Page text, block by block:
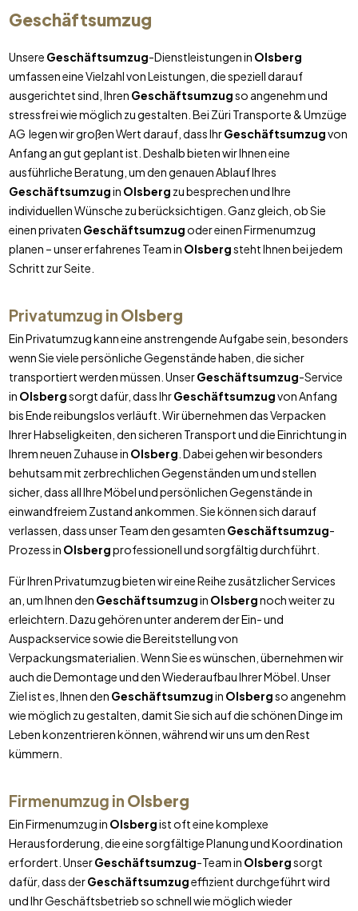
Geschäftsumzug
Unsere Geschäftsumzug-Dienstleistungen in Olsberg
umfassen eine Vielzahl von Leistungen, die speziell darauf
ausgerichtet sind, Ihren Geschäftsumzugso angenehm und
stressfrei wie möglich zu gestalten. Bei Züri Transporte & Umzüge
AG legen wir großen Wert darauf, dass IhrGeschäftsumzugvon
Anfang an gut geplant ist. Deshalb bieten wir Ihnen eine
ausführliche Beratung, um den genauen Ablauf Ihres
Geschäftsumzugin Olsberg zu besprechen und Ihre
individuellen Wünsche zu berücksichtigen. Ganz gleich, ob Sie
einen privaten Geschäftsumzugoder einen Firmenumzug
planen – unser erfahrenes Team in Olsbergsteht Ihnen bei jedem
Schritt zur Seite.
Privatumzug in Olsberg
Ein Privatumzug kann eine anstrengende Aufgabe sein, besonders
wenn Sie viele persönliche Gegenstände haben, die sicher
transportiert werden müssen. UnserGeschäftsumzug-Service
in Olsbergsorgt dafür, dass IhrGeschäftsumzugvon Anfang
bis Ende reibungslos verläuft. Wir übernehmen das Verpacken
Ihrer Habseligkeiten, den sicheren Transport und die Einrichtung in
Ihrem neuen Zuhause in Olsberg . Dabei gehen wir besonders
behutsam mit zerbrechlichen Gegenständen um und stellen
sicher, dass all Ihre Möbel und persönlichen Gegenstände in
einwandfreiem Zustand ankommen. Sie können sich darauf
verlassen, dass unser Team den gesamten Geschäftsumzug-
Prozess in Olsbergprofessionell und sorgfältig durchführt.
Für Ihren Privatumzug bieten wir eine Reihe zusätzlicher Services
an, um Ihnen den Geschäftsumzugin Olsbergnoch weiter zu
erleichtern. Dazu gehören unter anderem der Ein- und
Auspackservice sowie die Bereitstellung von
Verpackungsmaterialien. Wenn Sie es wünschen, übernehmen wir
auch die Demontage und den Wiederaufbau Ihrer Möbel. Unser
Ziel ist es, Ihnen den Geschäftsumzugin Olsbergso angenehm
wie möglich zu gestalten, damit Sie sich auf die schönen Dinge im
Leben konzentrieren können, während wir uns um den Rest
kümmern.
Firmenumzug in Olsberg
Ein Firmenumzug in Olsbergist oft eine komplexe
Herausforderung, die eine sorgfältige Planung und Koordination
erfordert. UnserGeschäftsumzug-Team in Olsbergsorgt
dafür, dass derGeschäftsumzugeffizient durchgeführt wird
und Ihr Geschäftsbetrieb so schnell wie möglich wieder